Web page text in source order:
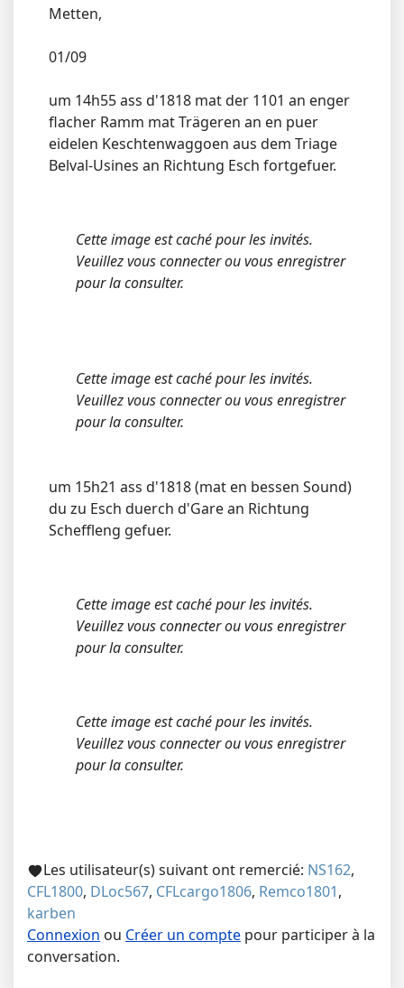
Metten,
01/09
um 14h55 ass d'1818 mat der 1101 an enger
flacher Ramm mat Trägeren an en puer
eidelen Keschtenwaggoen aus dem Triage
Belval-Usines an Richtung Esch fortgefuer.
Cette image est caché pour les invités.
Veuillez vous connecter ou vous enregistrer
pour la consulter.
Cette image est caché pour les invités.
Veuillez vous connecter ou vous enregistrer
pour la consulter.
um 15h21 ass d'1818 (mat en bessen Sound)
du zu Esch duerch d'Gare an Richtung
Scheffleng gefuer.
Cette image est caché pour les invités.
Veuillez vous connecter ou vous enregistrer
pour la consulter.
Cette image est caché pour les invités.
Veuillez vous connecter ou vous enregistrer
pour la consulter.
Les utilisateur(s) suivant ont remercié: NS162,
CFL1800, DLoc567, CFLcargo1806, Remco1801,
karben
Connexion ou Créer un compte pour participer à la
conversation.